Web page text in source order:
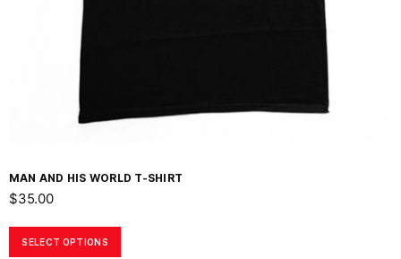
MAN AND HIS WORLD T-SHIRT
$35.00
SELECT OPTIONS